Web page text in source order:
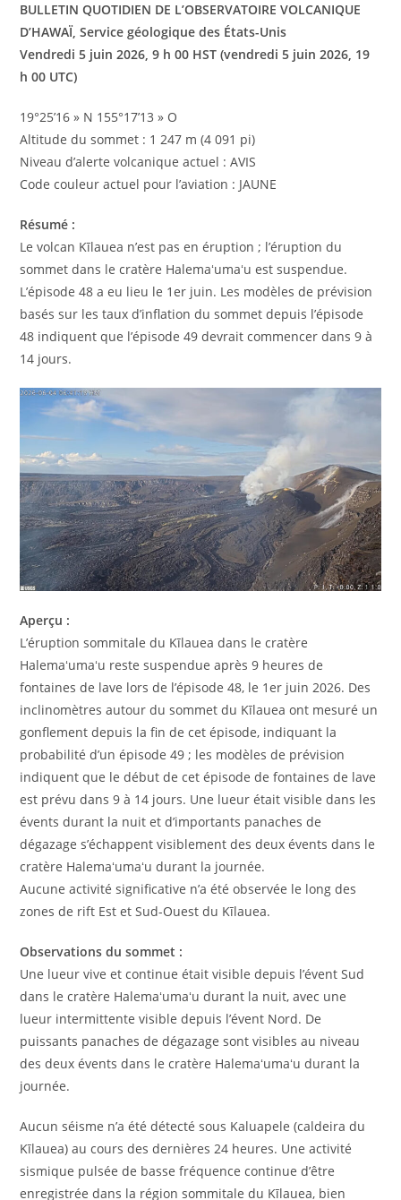
BULLETIN QUOTIDIEN DE L’OBSERVATOIRE VOLCANIQUE
D’HAWAÏ, Service géologique des États-Unis
Vendredi 5 juin 2026, 9 h 00 HST (vendredi 5 juin 2026, 19
h 00 UTC)
19°25’16 » N 155°17’13 » O
Altitude du sommet : 1 247 m (4 091 pi)
Niveau d’alerte volcanique actuel : AVIS
Code couleur actuel pour l’aviation : JAUNE
Résumé :
Le volcan Kīlauea n’est pas en éruption ; l’éruption du
sommet dans le cratère Halemaʻumaʻu est suspendue.
L’épisode 48 a eu lieu le 1er juin. Les modèles de prévision
basés sur les taux d’inflation du sommet depuis l’épisode
48 indiquent que l’épisode 49 devrait commencer dans 9 à
14 jours.
Aperçu :
L’éruption sommitale du Kīlauea dans le cratère
Halemaʻumaʻu reste suspendue après 9 heures de
fontaines de lave lors de l’épisode 48, le 1er juin 2026. Des
inclinomètres autour du sommet du Kīlauea ont mesuré un
gonflement depuis la fin de cet épisode, indiquant la
probabilité d’un épisode 49 ; les modèles de prévision
indiquent que le début de cet épisode de fontaines de lave
est prévu dans 9 à 14 jours. Une lueur était visible dans les
évents durant la nuit et d’importants panaches de
dégazage s’échappent visiblement des deux évents dans le
cratère Halemaʻumaʻu durant la journée.
Aucune activité significative n’a été observée le long des
zones de rift Est et Sud-Ouest du Kīlauea.
Observations du sommet :
Une lueur vive et continue était visible depuis l’évent Sud
dans le cratère Halemaʻumaʻu durant la nuit, avec une
lueur intermittente visible depuis l’évent Nord. De
puissants panaches de dégazage sont visibles au niveau
des deux évents dans le cratère Halemaʻumaʻu durant la
journée.
Aucun séisme n’a été détecté sous Kaluapele (caldeira du
Kīlauea) au cours des dernières 24 heures. Une activité
sismique pulsée de basse fréquence continue d’être
enregistrée dans la région sommitale du Kīlauea, bien